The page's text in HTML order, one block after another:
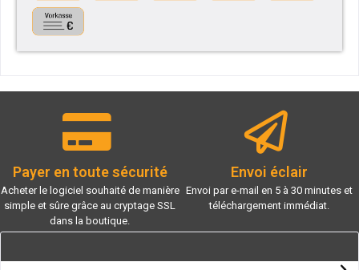
Payer en toute sécurité
Acheter le logiciel souhaité de manière
simple et sûre grâce au cryptage SSL
dans la boutique.
Envoi éclair
Envoi par e-mail en 5 à 30 minutes et
téléchargement immédiat.